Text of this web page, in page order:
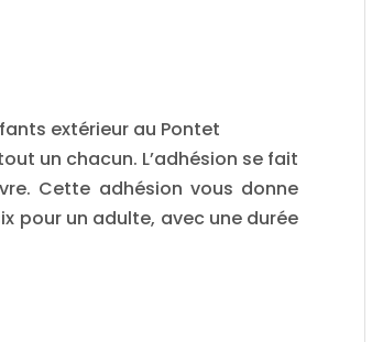
extérieur au Pontet
un chacun. L’adhésion se fait
Cette adhésion vous donne
pour un adulte, avec une durée